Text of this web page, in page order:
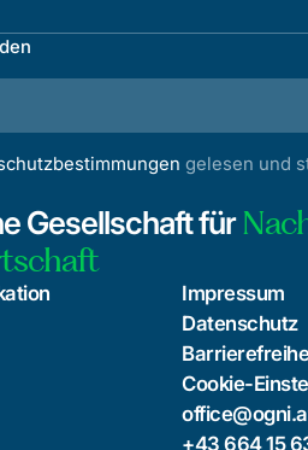
gelesen und
Gesellschaft für
Impressum
Datenschutz
Cookie-
+43 664 15